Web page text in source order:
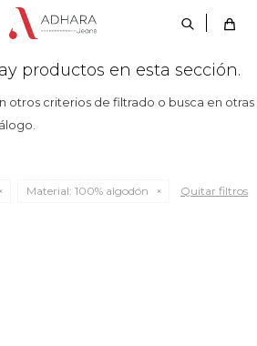
productos en esta sección.
otros criterios de filtrado o busca en otras
Material: 100% algodón Quitar filtros